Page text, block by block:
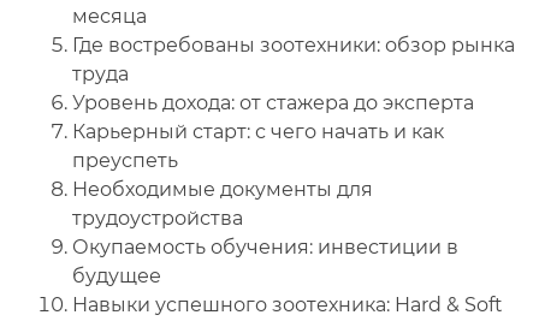
месяца
Где востребованы зоотехники: обзор рынка
труда
Уровень дохода: от стажера до эксперта
Карьерный старт: с чего начать и как
преуспеть
Необходимые документы для
трудоустройства
Окупаемость обучения: инвестиции в
будущее
Навыки успешного зоотехника: Hard & Soft